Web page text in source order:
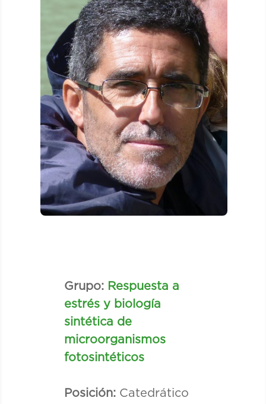
Grupo: Respuesta a
estrés y biología
sintética de
microorganismos
fotosintéticos
Posición: Catedrático